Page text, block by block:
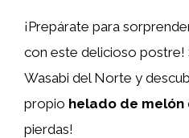
¡Prepárate para
con este delicioso postre!
Wasabi del Norte y
propio helado de melón
pierdas!